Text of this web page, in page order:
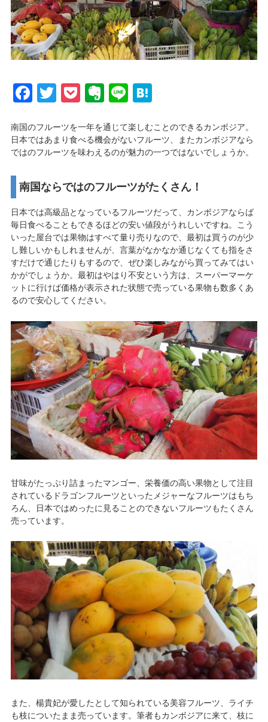
Facebook
Twitter
PocketEvernote
Line
南国のフルーツを一年を通じて楽しむことのできるカンボジア。
日本ではあまり食べる機会がないフルーツ、またカンボジアなら
ではのフルーツを味わえるのが魅力の一つではないでしょうか。
南国ならではのフルーツがたくさん！
日本では高級品となっているフルーツだって、カンボジアならば
毎日食べることもできるほどの安い値段がうれしいですね。こう
いった屋台では果物はすべて量り売りなので、最初は買うのが少
し難しいかもしれませんが、言葉がなかなか通じなくても指をさ
すだけで通じたりもするので、ぜひ楽しみながら買ってみてはい
かがでしょうか。最初はやはり不安という方は、スーパーマーケ
ットに行けば価格が表示された状態で売っている果物も数多くあ
るので安心してください。
甘味がたっぷり詰まったマンゴー、栄養価の高い果物として注目
されているドラゴンフルーツといったメジャーなフルーツはもち
ろん、日本ではめったに見ることのできないフルーツもたくさん
売っています。
また、楊貴妃が愛したとして知られている美容フルーツ、ライチ
も枝についたまま売っています。筆者もカンボジアに来て、枝に